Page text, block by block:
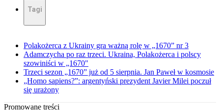
Tagi
Polakożerca z Ukrainy gra ważną rolę w „1670” nr 3
Adamczycha po raz trzeci. Ukraina, Polakożerca i polscy
szowiniści w „1670"
Trzeci sezon „1670” już od 5 sierpnia. Jan Paweł w kosmosie
„Homo sapiens?”: argentyński prezydent Javier Milei poczuł
się urażony
Promowane treści